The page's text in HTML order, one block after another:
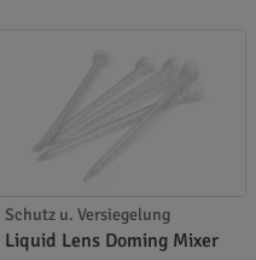
Schutz u. Versiegelung
Liquid Lens Doming Mixer